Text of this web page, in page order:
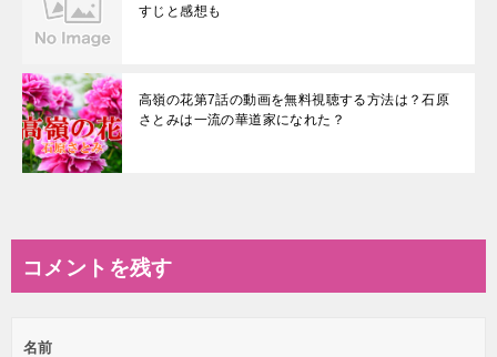
すじと感想も
高嶺の花第7話の動画を無料視聴する方法は？石原
さとみは一流の華道家になれた？
コメントを残す
名前